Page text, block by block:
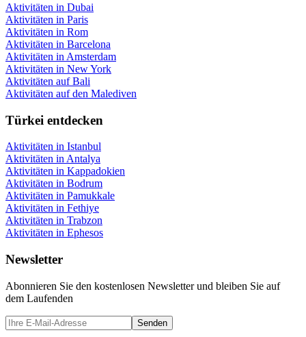
Aktivitäten in Dubai
Aktivitäten in Paris
Aktivitäten in Rom
Aktivitäten in Barcelona
Aktivitäten in Amsterdam
Aktivitäten in New York
Aktivitäten auf Bali
Aktivitäten auf den Malediven
Türkei entdecken
Aktivitäten in Istanbul
Aktivitäten in Antalya
Aktivitäten in Kappadokien
Aktivitäten in Bodrum
Aktivitäten in Pamukkale
Aktivitäten in Fethiye
Aktivitäten in Trabzon
Aktivitäten in Ephesos
Newsletter
Abonnieren Sie den kostenlosen Newsletter und bleiben Sie auf
dem Laufenden
Senden